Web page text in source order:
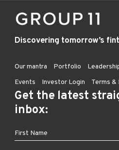
Discovering tomorrow’s
Our mantra Portfolio
Events
Investor Login Terms &
Get the latest
inbox: